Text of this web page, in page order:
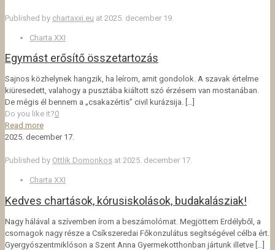
Published by chartaxxi.eu at 2025. december 19.
Charta XXI
Egymást erősítő összetartozás
Sajnos közhelynek hangzik, ha leírom, amit gondolok. A szavak értelme
kiüresedett, valahogy a pusztába kiáltott szó érzésem van mostanában.
De mégis él bennem a „csakazértis” civil kurázsija. […]
Do you like it?0
Read more
2025. december 17.
Published by Ottlik Domonkos at 2025. december 17.
Charta XXI
Kedves chartások, kórusiskolások, budakalásziak!
Nagy hálával a szívemben írom a beszámolómat. Megjöttem Erdélyből, a
csomagok nagy része a Csíkszeredai Főkonzulátus segítségével célba ért.
Gyergyószentmiklóson a Szent Anna Gyermekotthonban jártunk illetve […]